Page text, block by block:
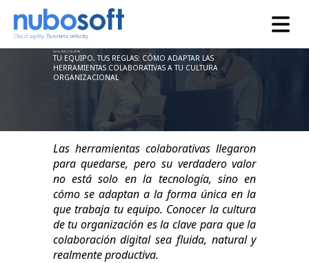
Oct 8, 2025, 7:13:41 PM
TU EQUIPO, TUS REGLAS: CÓMO ADAPTAR LAS
HERRAMIENTAS COLABORATIVAS A TU CULTURA
ORGANIZACIONAL
Las herramientas colaborativas llegaron
para quedarse, pero su verdadero valor
no está solo en la tecnología, sino en
cómo se adaptan a la forma única en la
que trabaja tu equipo. Conocer la cultura
de tu organización es la clave para que la
colaboración digital sea fluida, natural y
realmente productiva.